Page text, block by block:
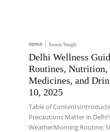
स्वास्थ्य Sumit Singh
Delhi Wellness
Routines, Nutrition,
Medicines, and
10, 2025
Table of
Precautions Matter in
WeatherMorning Routine: